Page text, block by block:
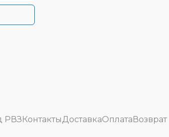
РВЗКонтактыДоставкаОплатаВозврат